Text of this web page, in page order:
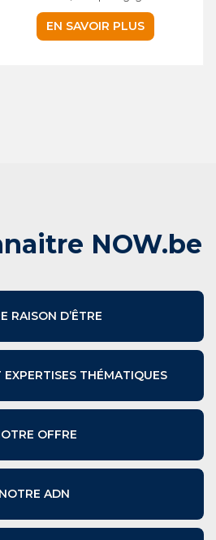
EN SAVOIR PLUS
NOW.be
RAISON D’ÊTRE
EXPERTISES THÉMATIQUES
OFFRE
NOTRE ADN